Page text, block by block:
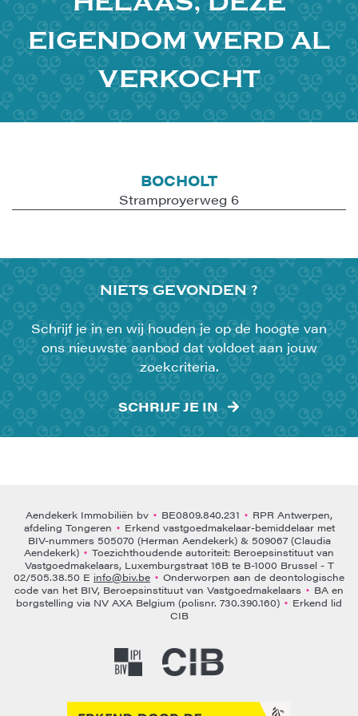
EIGENDOM WERD AL
VERKOCHT
BOCHOLT
Stramproyerweg 6
NIETSGEVONDEN ?
Schrijf je in en wij houden je op de hoogte van
ons nieuwste aanbod dat voldoet aan jouw
zoekcriteria.
SCHRIJF JE IN
Aendekerk Immobiliën bv • BE0809.840.231 • RPR Antwerpen,
afdeling Tongeren • Erkend vastgoedmakelaar-bemiddelaar met
BIV-nummers 505070 (Herman Aendekerk) & 509067 (Claudia
Aendekerk) • Toezichthoudende autoriteit: Beroepsinstituut van
Vastgoedmakelaars, Luxemburgstraat 16B te B-1000 Brussel - T
02/505.38.50 E info@biv.be • Onderworpen aan de deontologische
code van het BIV, Beroepsinstituut van Vastgoedmakelaars • BA en
borgstelling via NV AXA Belgium (polisnr. 730.390.160) • Erkend lid
CIB